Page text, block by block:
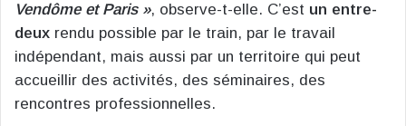
Vendôme et Paris », observe-t-elle. C’est un entre-
deux rendu possible par le train, par le travail
indépendant, mais aussi par un territoire qui peut
accueillir des activités, des séminaires, des
rencontres professionnelles.